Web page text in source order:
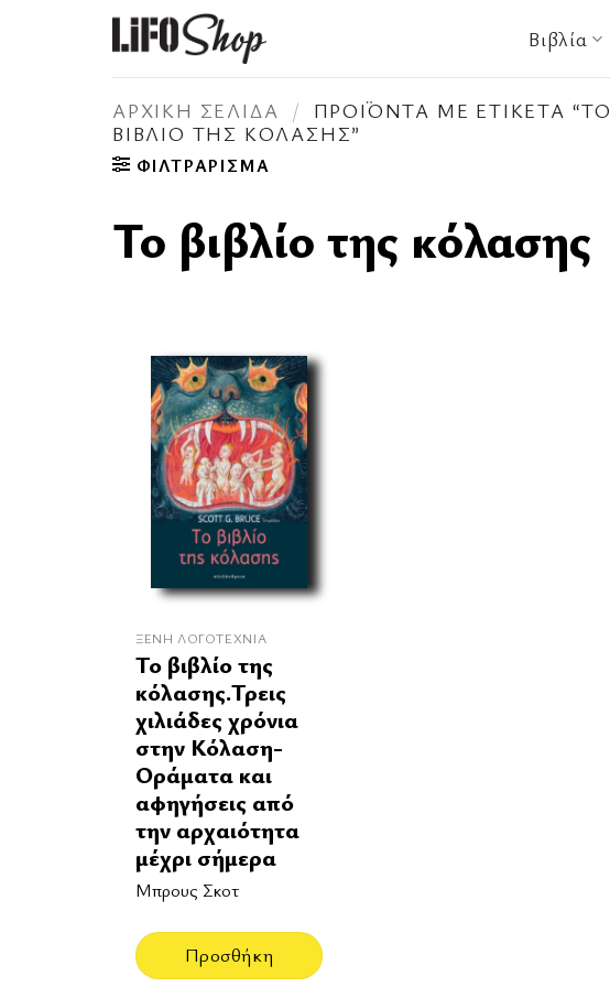
Βιβλία
ΑΡΧΙΚΉ ΣΕΛΊΔΑ /
ΠΡΟΪΌΝΤΑ ΜΕ ΕΤΙΚΈΤΑ “ΤΟ
ΒΙΒΛΊΟ ΤΗΣ ΚΌΛΑΣΗΣ”
ΦΙΛΤΡΆΡΙΣΜΑ
Το βιβλίο της κόλασης
ΞΈΝΗ ΛΟΓΟΤΕΧΝΊΑ
Το βιβλίο της
κόλασης.Τρεις
χιλιάδες χρόνια
στην Κόλαση-
Οράματα και
αφηγήσεις από
την αρχαιότητα
μέχρι σήμερα
Μπρους Σκοτ
Προσθήκη